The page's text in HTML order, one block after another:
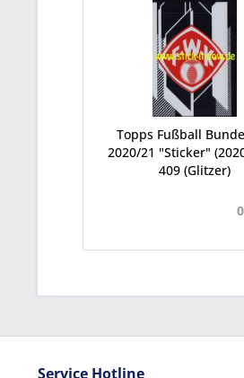
Topps Fußball
2020/21 "Sticker"
409 (Glitzer)
Service Hotline